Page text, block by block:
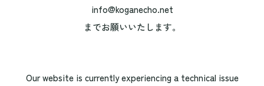
info@koganecho.net
までお願いいたします。
Our website is currently experiencing a technical issue